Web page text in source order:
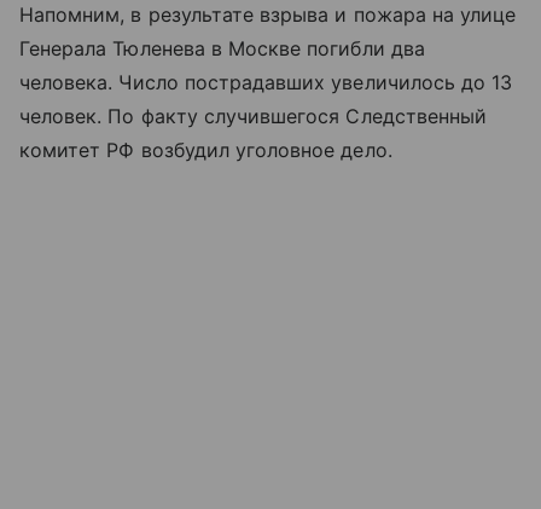
Напомним, в результате взрыва и пожара на улице
Генерала Тюленева в Москве погибли два
человека. Число пострадавших увеличилось до 13
человек. По факту случившегося Следственный
комитет РФ возбудил уголовное дело.